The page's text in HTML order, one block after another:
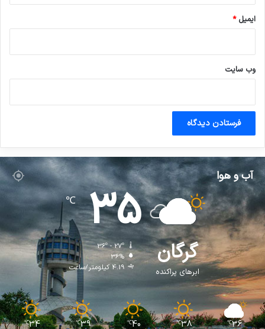
ایمیل*
وب‌ سایت
آب و هوا
گرگان
ابرهای پراکنده
35
℃
36º - 27º
36%
4.19 کیلومتر/ساعت
36
℃
38
℃
40
℃
39
℃
34
℃